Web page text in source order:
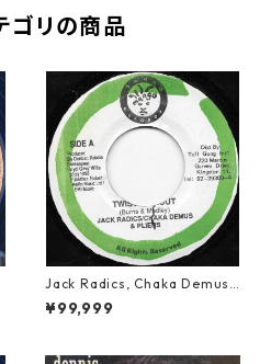
ゴリの商品
Jack Radics, Chaka Demus
& Pliers - Twist And Shout
【7-21830】
¥99,999